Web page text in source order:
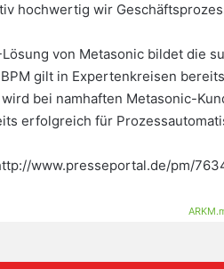
hochwertig wir
von Metasonic bildet die
gilt in Expertenkreisen
bei namhaften Metasonic-
erfolgreich für
www.presseportal.de/pm/